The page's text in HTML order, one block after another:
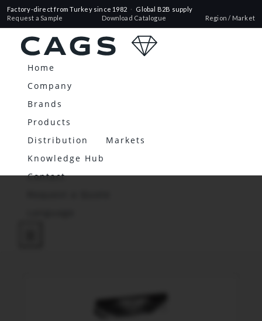
Factory-direct from Turkey since 1982 ·
Global B2B supply
Request a Sample
Download Catalogue Region / Market
Home
Company
Brands
Products
Distribution
Markets
Knowledge Hub
Contact